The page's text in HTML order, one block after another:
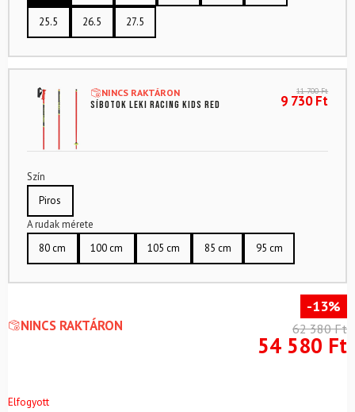
25.5 26.5 27.5
NINCS RAKTÁRON
Síbotok LEKI Racing Kids Red
11 700Ft
9 730Ft
Szín
Piros
A rudak mérete
80 cm
100 cm 105 cm 85 cm 95 cm
NINCS RAKTÁRON
-13%
62 380Ft
54 580 Ft
Elfogyott